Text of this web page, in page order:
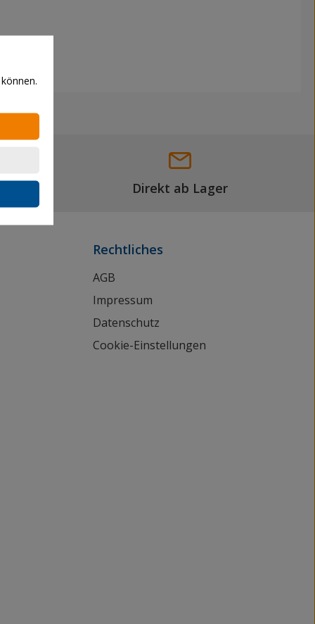
Direkt ab Lager
Rechtliches
AGB
Impressum
Datenschutz
Cookie-Einstellungen